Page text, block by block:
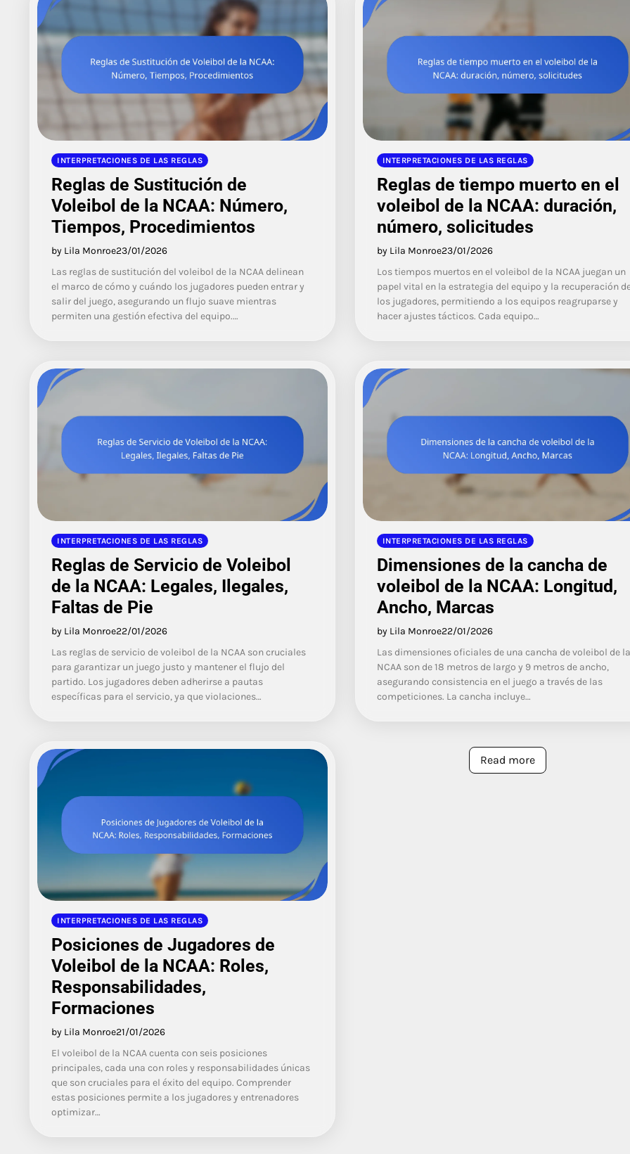
INTERPRETACIONES DE LAS REGLAS
Reglas de Sustitución de
Voleibol de la NCAA: Número,
Tiempos, Procedimientos
by Lila Monroe23/01/2026
Las reglas de sustitución del voleibol de la NCAA delinean
el marco de cómo y cuándo los jugadores pueden entrar y
salir del juego, asegurando un flujo suave mientras
permiten una gestión efectiva del equipo.…
INTERPRETACIONES DE LAS REGLAS
Reglas de tiempo muerto en el
voleibol de la NCAA: duración,
número, solicitudes
by Lila Monroe23/01/2026
Los tiempos muertos en el voleibol de la NCAA juegan un
papel vital en la estrategia del equipo y la recuperación
los jugadores, permitiendo a los equipos reagruparse y
hacer ajustes tácticos. Cada equipo…
INTERPRETACIONES DE LAS REGLAS
Reglas de Servicio de Voleibol
de la NCAA: Legales, Ilegales,
Faltas de Pie
by Lila Monroe22/01/2026
Las reglas de servicio de voleibol de la NCAA son cruciales
para garantizar un juego justo y mantener el flujo del
partido. Los jugadores deben adherirse a pautas
específicas para el servicio, ya que violaciones…
INTERPRETACIONES DE LAS REGLAS
Dimensiones de la cancha de
voleibol de la NCAA: Longitud,
Ancho, Marcas
by Lila Monroe22/01/2026
Las dimensiones oficiales de una cancha de voleibol de la
NCAA son de 18 metros de largo y 9 metros de ancho,
asegurando consistencia en el juego a través de las
competiciones. La cancha incluye…
INTERPRETACIONES DE LAS REGLAS
Posiciones de Jugadores de
Voleibol de la NCAA: Roles,
Responsabilidades,
Formaciones
by Lila Monroe21/01/2026
El voleibol de la NCAA cuenta con seis posiciones
principales, cada una con roles y responsabilidades únicas
que son cruciales para el éxito del equipo. Comprender
estas posiciones permite a los jugadores y entrenadores
optimizar…
Read more